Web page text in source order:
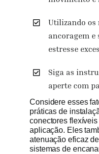
Utilizando os
ancoragem
estresse
Siga as
aperte com
Considere esses
práticas de
conectores
aplicação. Eles
atenuação eficaz
sistemas de